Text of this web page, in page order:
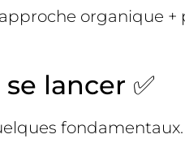
organique
lancer ✅